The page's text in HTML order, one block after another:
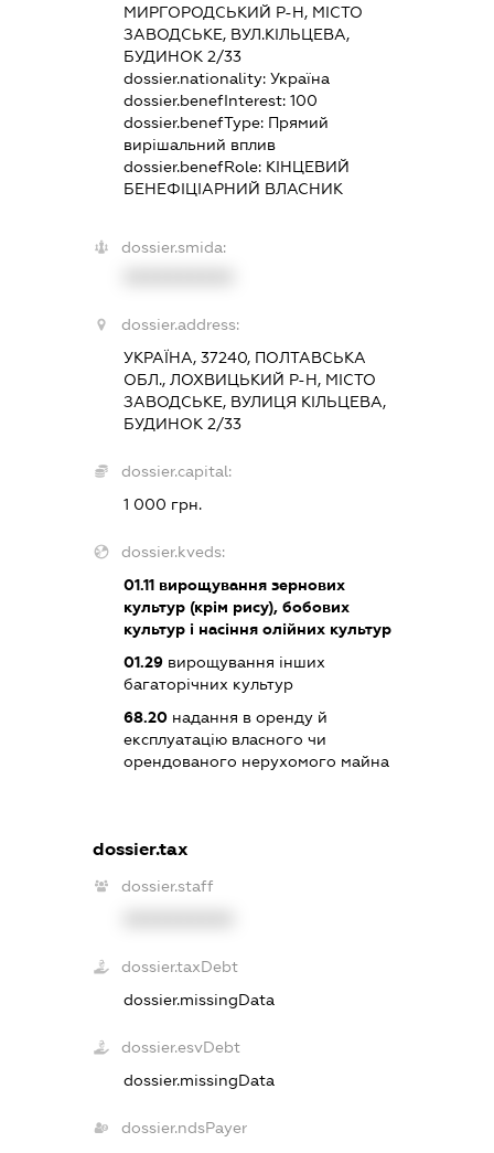
МИРГОРОДСЬКИЙ Р-Н, МІСТО
ЗАВОДСЬКЕ, ВУЛ.КІЛЬЦЕВА,
БУДИНОК 2/33
dossier.nationality: Україна
dossier.benefInterest: 100
dossier.benefType: Прямий
вирішальний вплив
dossier.benefRole: КІНЦЕВИЙ
БЕНЕФІЦІАРНИЙ ВЛАСНИК
dossier.smida:
dossier.address:
УКРАЇНА, 37240, ПОЛТАВСЬКА
ОБЛ., ЛОХВИЦЬКИЙ Р-Н, МІСТО
ЗАВОДСЬКЕ, ВУЛИЦЯ КІЛЬЦЕВА,
БУДИНОК 2/33
dossier.capital:
1 000 грн.
dossier.kveds:
01.11вирощування зернових
культур (крім рису), бобових
культур і насіння олійних культур
01.29вирощування інших
багаторічних культур
68.20надання в оренду й
експлуатацію власного чи
орендованого нерухомого майна
dossier.tax
dossier.staff
dossier.taxDebt
dossier.missingData
dossier.esvDebt
dossier.missingData
dossier.ndsPayer